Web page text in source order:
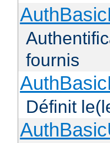
fournis
Définit